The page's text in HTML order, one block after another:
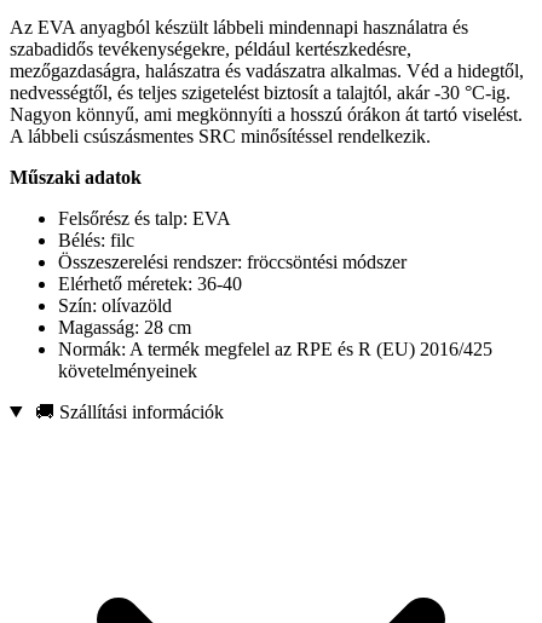
Az EVA anyagból készült lábbeli mindennapi használatra és
szabadidős tevékenységekre, például kertészkedésre,
mezőgazdaságra, halászatra és vadászatra alkalmas. Véd a hidegtől,
nedvességtől, és teljes szigetelést biztosít a talajtól, akár -30 °C-ig.
Nagyon könnyű, ami megkönnyíti a hosszú órákon át tartó viselést.
A lábbeli csúszásmentes SRC minősítéssel rendelkezik.
Műszaki adatok
Felsőrész és talp: EVA
Bélés: filc
Összeszerelési rendszer: fröccsöntési módszer
Elérhető méretek: 36-40
Szín: olívazöld
Magasság: 28 cm
Normák: A termék megfelel az RPE és R (EU) 2016/425
követelményeinek
🚚 Szállítási információk